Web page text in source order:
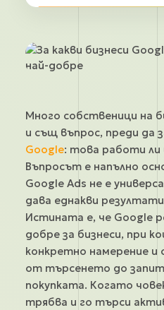
Много собственици на
и същ въпрос, преди да
Google: това работи ли
Въпросът е напълно
Google Ads не е
дава еднакви резултати
Истината е, че Google
добре за бизнеси, при
конкретно намерение и
от търсенето до
покупката. Когато
трябва и го търси